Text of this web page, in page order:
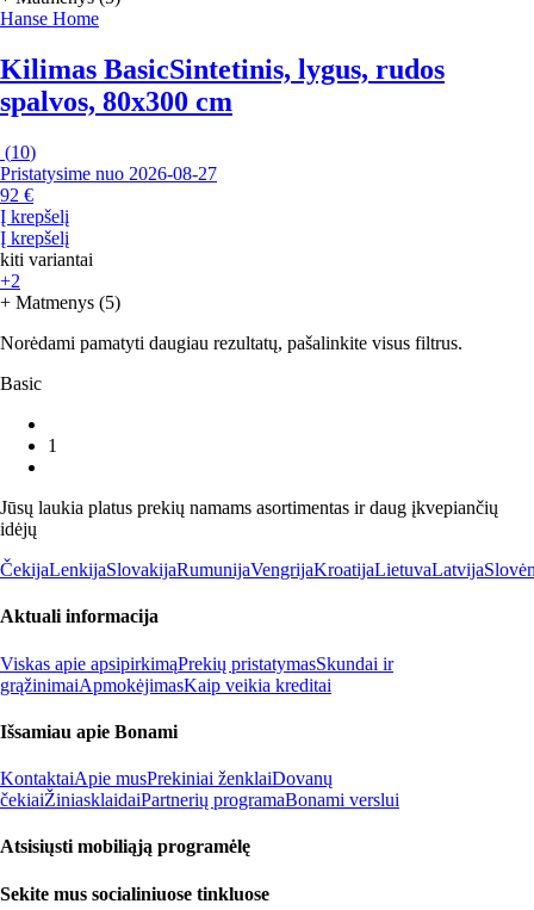
Hanse Home
Kilimas BasicSintetinis, lygus, rudos
spalvos, 80x300 cm
(10)
Pristatysime nuo 2026‑08‑27
92 €
Į krepšelį
Į krepšelį
kiti variantai
+2
+ Matmenys (5)
Norėdami pamatyti daugiau rezultatų, pašalinkite visus filtrus.
Basic
1
Jūsų laukia platus prekių namams asortimentas ir daug įkvepiančių
idėjų
ČekijaLenkijaSlovakijaRumunijaVengrijaKroatijaLietuvaLatvija
Aktuali informacija
Viskas apie apsipirkimąPrekių pristatymasSkundai ir
grąžinimaiApmokėjimasKaip veikia kreditai
Išsamiau apie Bonami
KontaktaiApie musPrekiniai ženklaiDovanų
čekiaiŽiniasklaidaiPartnerių programaBonami verslui
Atsisiųsti mobiliąją programėlę
Sekite mus socialiniuose tinkluose